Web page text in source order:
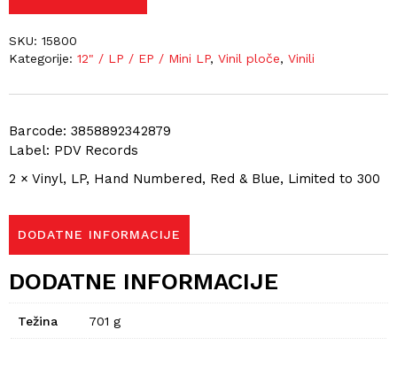
Barcode: 3858892342879
Label: PDV Records
2 × Vinyl, LP, Hand Numbered, Red & Blue, Limited to 300
SKU: 15800
Kategorije: 12" / LP / EP / Mini LP, Vinil ploče, Vinili
DODATNE INFORMACIJE
DODATNE INFORMACIJE
Težina 701 g